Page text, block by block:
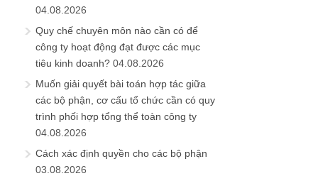
04.08.2026
Quy chế chuyên môn nào cần có để
công ty hoạt động đạt được các mục
tiêu kinh doanh? 04.08.2026
Muốn giải quyết bài toán hợp tác giữa
các bộ phận, cơ cấu tổ chức cần có quy
trình phối hợp tổng thể toàn công ty
04.08.2026
Cách xác định quyền cho các bộ phận
03.08.2026